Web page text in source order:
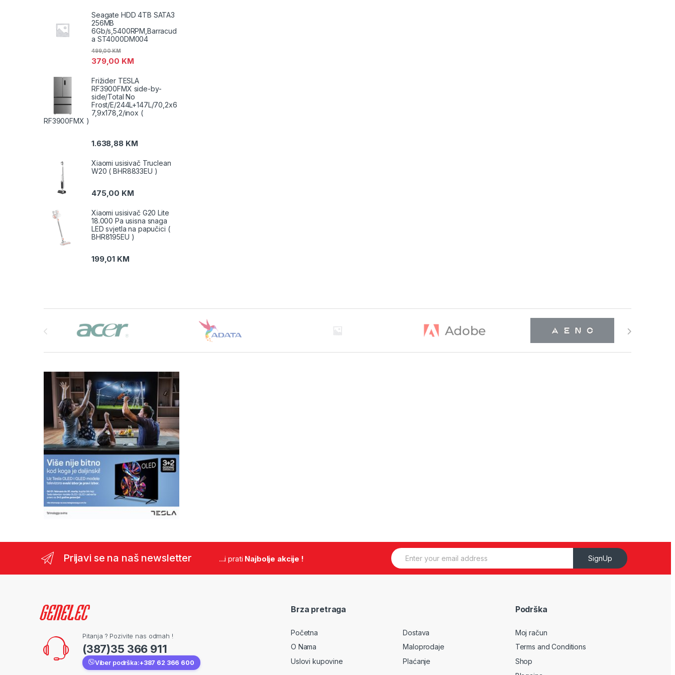
Seagate HDD 4TB SATA3
256MB
6Gb/s,5400RPM,Barracud
a ST4000DM004
379,00 KM
499,00KM
Frižider TESLA
RF3900FMX side-by-
side/Total No
Frost/E/244L+147L/70,2x6
7,9x178,2/inox (
RF3900FMX )
1.638,88 KM
Xiaomi usisivač Truclean
W20 ( BHR8833EU )
475,00 KM
Xiaomi usisivač G20 Lite
18.000 Pa usisna snaga
LED svjetla na papučici (
BHR8195EU )
199,01 KM
Prijavi se na naš newsletter ...i prati Najbolje akcije !
E
m
SignUp
Pitanja ? Pozivite nas odmah !
(387)35 366 911
Viber podrška:+387 62 366 600
Brza pretraga
Početna
O Nama
Uslovi kupovine
Dostava
Maloprodaje
Plaćanje
Podrška
Moj račun
Terms and Conditions
Shop